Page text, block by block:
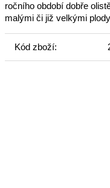
ročního období dobře
malými či již velkými
Kód zboží: